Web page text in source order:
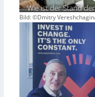
Wie ist der Stand
Bild: ©Dmitry